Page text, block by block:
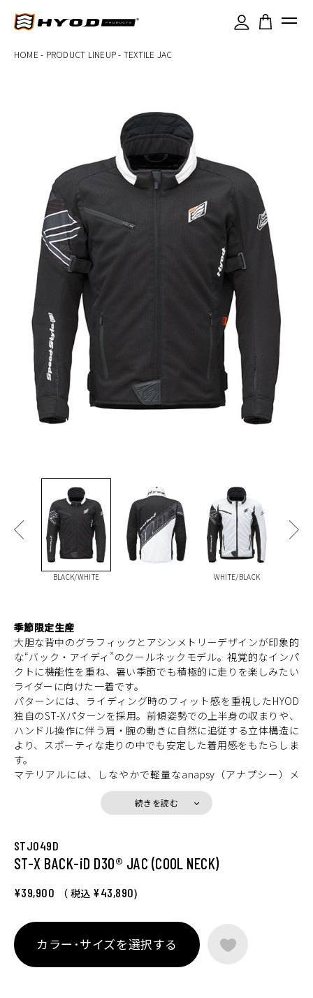
HOME - PRODUCT LINEUP- TEXTILE JAC
BLACK/WHITE WHITE/BLACK
季節限定生産
大胆な背中のグラフィックとアシンメトリーデザインが印象的
な“バック・アイディ”のクールネックモデル。視覚的なインパ
クトに機能性を重ね、暑い季節でも積極的に走りを楽しみたい
ライダーに向けた一着です。
パターンには、ライディング時のフィット感を重視したHYOD
独自のST-Xパターンを採用。前傾姿勢での上半身の収まりや、
ハンドル操作に伴う肩・腕の動きに自然に追従する立体構造に
より、スポーティな走りの中でも安定した着用感をもたらしま
す。
マテリアルには、しなやかで軽量なanapsy（アナプシー）メ
ッシュを使用。高い通気性により走行風を効率よく取り込みま
す。裏地には速乾性に優れたHYODロゴ入りエアーメッシュを
採用し、汗をかいてもベタつきにくく、サラリとした肌触りを
エアと連結できるスナップボタンを備え、気温の変化にも柔軟
に対応します。
blo™プロテクター（CE規格 LEVEL1）を肩・肘に装備。軽量で
特長となる着脱式クールネックには接触冷感素材を採用。直射
日光による首まわりの日焼けを防ぎながら温度上昇を抑え、真
夏のライディング時の負担を軽減します。首へのフィット性を
高めるアジャスターを備え、さまざまなライディングポジショ
続きを読む
STJ049D
ST-X BACK-iD D3O®︎ JAC (COOL NECK)
¥39,900 （ 税込 ¥43,890)
カラー･サイズを選択する
×